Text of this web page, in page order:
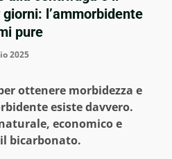
l’ammorbidente
pure
2025
ottenere morbidezza e
esiste davvero.
economico e
bicarbonato.